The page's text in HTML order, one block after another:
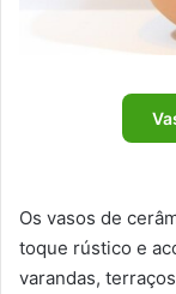
Os vasos de
toque rústico e
varandas,